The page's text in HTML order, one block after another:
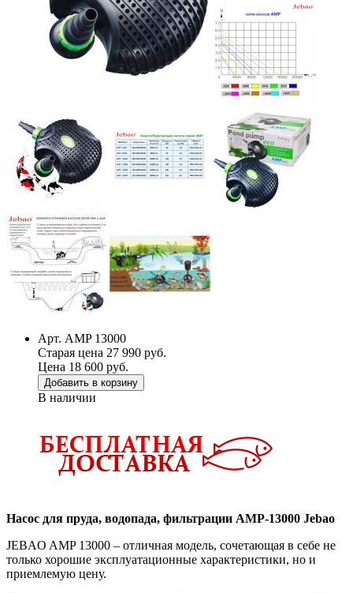
Арт. AMP 13000
Старая цена 27 990 руб.
Цена 18 600 руб.
Добавить в корзину
В наличии
Насос для пруда, водопада, фильтрации AMP-13000 Jebao
JEBAO AMP 13000 – отличная модель, сочетающая в себе не
только хорошие эксплуатационные характеристики, но и
приемлемую цену.